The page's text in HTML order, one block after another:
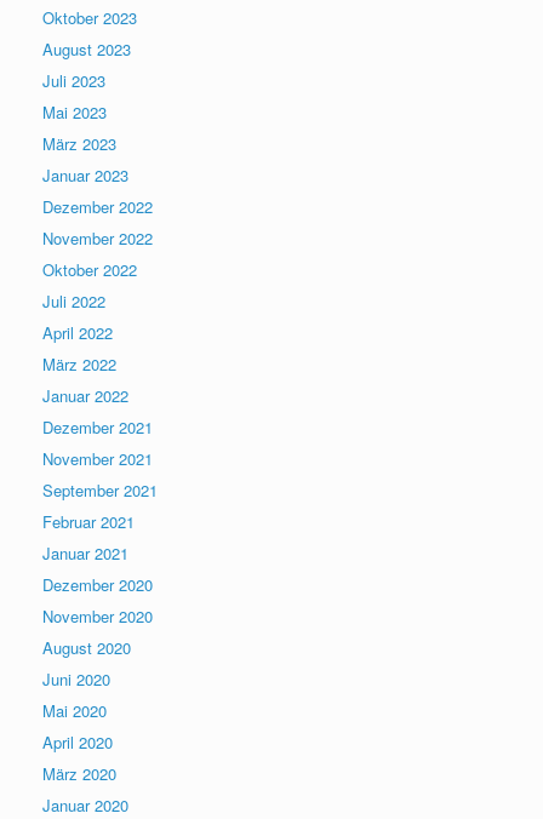
Oktober 2023
August 2023
Juli 2023
Mai 2023
März 2023
Januar 2023
Dezember 2022
November 2022
Oktober 2022
Juli 2022
April 2022
März 2022
Januar 2022
Dezember 2021
November 2021
September 2021
Februar 2021
Januar 2021
Dezember 2020
November 2020
August 2020
Juni 2020
Mai 2020
April 2020
März 2020
Januar 2020